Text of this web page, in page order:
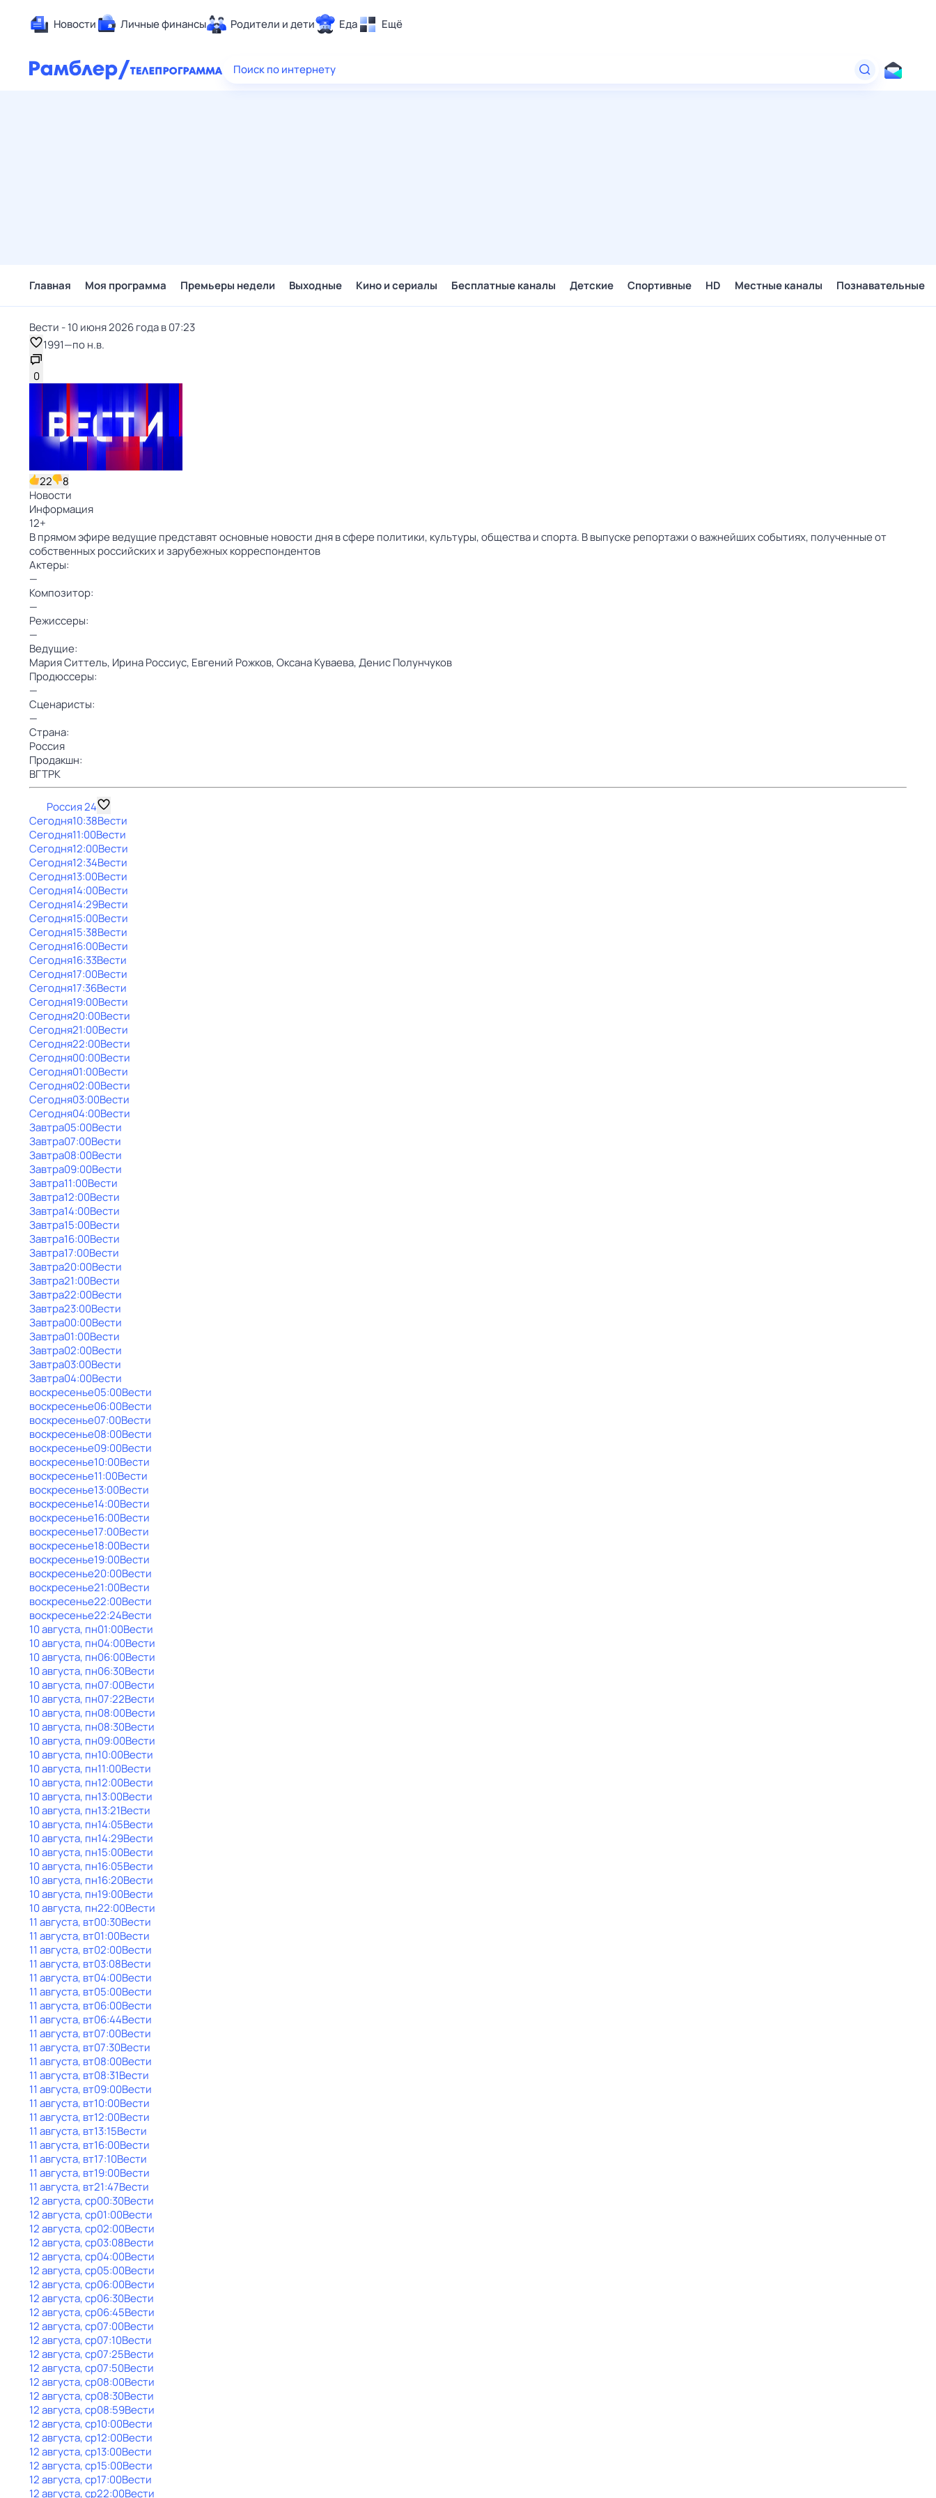
Новости Личные финансы Родители и дети Еда Ещё
Здоровье
Поиск по интернету
Главная Моя программа Премьеры недели Выходные Кино и сериалы Бесплатные каналы Детские Спортивные HD Местные каналы Познавательные
Вести - 10 июня 2026 года в 07:23
1991—по н.в.
0
22
8
Новости
Информация
12+
В прямом эфире ведущие представят основные новости дня в сфере политики, культуры, общества и спорта. В выпуске репортажи о важнейших событиях, полученные от
собственных российских и зарубежных корреспондентов
Актеры:
—
Композитор:
—
Режиссеры:
—
Ведущие:
Мария Ситтель, Ирина Россиус, Евгений Рожков,Оксана Куваева,Денис Полунчуков
Продюссеры:
—
Сценаристы:
—
Страна:
Россия
Продакшн:
ВГТРК
Россия 24
Сегодня10:38Вести
Сегодня11:00Вести
Сегодня12:00Вести
Сегодня12:34Вести
Сегодня13:00Вести
Сегодня14:00Вести
Сегодня14:29Вести
Сегодня15:00Вести
Сегодня15:38Вести
Сегодня16:00Вести
Сегодня16:33Вести
Сегодня17:00Вести
Сегодня17:36Вести
Сегодня19:00Вести
Сегодня20:00Вести
Сегодня21:00Вести
Сегодня22:00Вести
Сегодня00:00Вести
Сегодня01:00Вести
Сегодня02:00Вести
Сегодня03:00Вести
Сегодня04:00Вести
Завтра05:00Вести
Завтра07:00Вести
Завтра08:00Вести
Завтра09:00Вести
Завтра11:00Вести
Завтра12:00Вести
Завтра14:00Вести
Завтра15:00Вести
Завтра16:00Вести
Завтра17:00Вести
Завтра20:00Вести
Завтра21:00Вести
Завтра22:00Вести
Завтра23:00Вести
Завтра00:00Вести
Завтра01:00Вести
Завтра02:00Вести
Завтра03:00Вести
Завтра04:00Вести
воскресенье05:00Вести
воскресенье06:00Вести
воскресенье07:00Вести
воскресенье08:00Вести
воскресенье09:00Вести
воскресенье10:00Вести
воскресенье11:00Вести
воскресенье13:00Вести
воскресенье14:00Вести
воскресенье16:00Вести
воскресенье17:00Вести
воскресенье18:00Вести
воскресенье19:00Вести
воскресенье20:00Вести
воскресенье21:00Вести
воскресенье22:00Вести
воскресенье22:24Вести
10 августа, пн01:00Вести
10 августа, пн04:00Вести
10 августа, пн06:00Вести
10 августа, пн06:30Вести
10 августа, пн07:00Вести
10 августа, пн07:22Вести
10 августа, пн08:00Вести
10 августа, пн08:30Вести
10 августа, пн09:00Вести
10 августа, пн10:00Вести
10 августа, пн11:00Вести
10 августа, пн12:00Вести
10 августа, пн13:00Вести
10 августа, пн13:21Вести
10 августа, пн14:05Вести
10 августа, пн14:29Вести
10 августа, пн15:00Вести
10 августа, пн16:05Вести
10 августа, пн16:20Вести
10 августа, пн19:00Вести
10 августа, пн22:00Вести
11 августа, вт00:30Вести
11 августа, вт01:00Вести
11 августа, вт02:00Вести
11 августа, вт03:08Вести
11 августа, вт04:00Вести
11 августа, вт05:00Вести
11 августа, вт06:00Вести
11 августа, вт06:44Вести
11 августа, вт07:00Вести
11 августа, вт07:30Вести
11 августа, вт08:00Вести
11 августа, вт08:31Вести
11 августа, вт09:00Вести
11 августа, вт10:00Вести
11 августа, вт12:00Вести
11 августа, вт13:15Вести
11 августа, вт16:00Вести
11 августа, вт17:10Вести
11 августа, вт19:00Вести
11 августа, вт21:47Вести
12 августа, ср00:30Вести
12 августа, ср01:00Вести
12 августа, ср02:00Вести
12 августа, ср03:08Вести
12 августа, ср04:00Вести
12 августа, ср05:00Вести
12 августа, ср06:00Вести
12 августа, ср06:30Вести
12 августа, ср06:45Вести
12 августа, ср07:00Вести
12 августа, ср07:10Вести
12 августа, ср07:25Вести
12 августа, ср07:50Вести
12 августа, ср08:00Вести
12 августа, ср08:30Вести
12 августа, ср08:59Вести
12 августа, ср10:00Вести
12 августа, ср12:00Вести
12 августа, ср13:00Вести
12 августа, ср15:00Вести
12 августа, ср17:00Вести
12 августа, ср22:00Вести